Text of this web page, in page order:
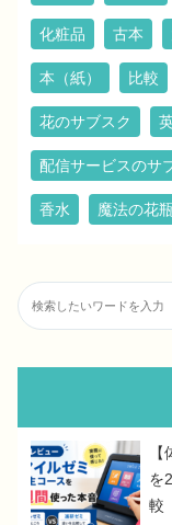
化粧品 古本
本（紙） 比較
花のサブスク
配信サービスのサ
香水 魔法の花
を
較